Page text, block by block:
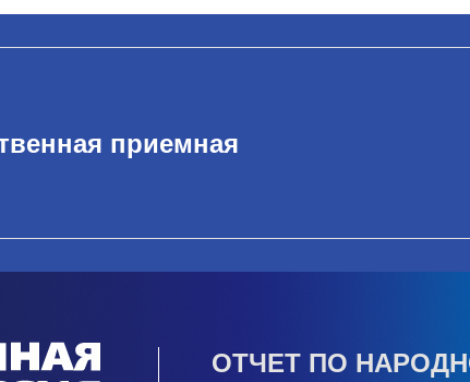
приемная
ОТЧЕТ ПО